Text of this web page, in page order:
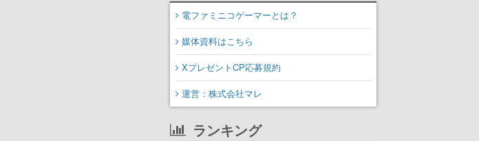
電ファミニコゲーマーとは？
媒体資料はこちら
XプレゼントCP応募規約
運営：株式会社マレ
ランキング